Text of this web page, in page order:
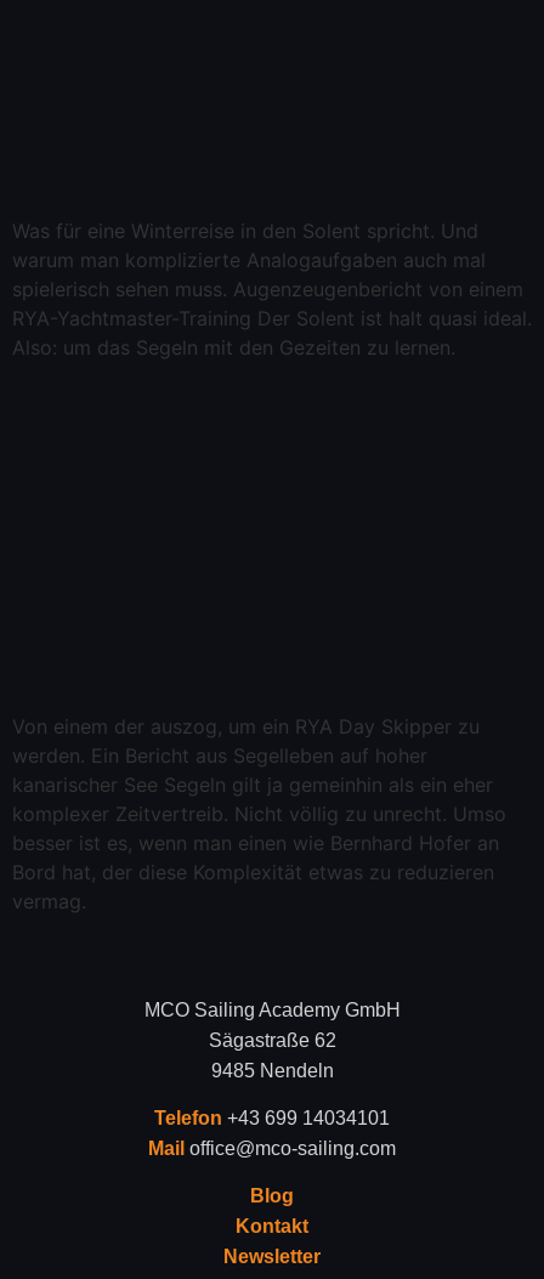
Was für eine Winterreise in den Solent spricht. Und
warum man komplizierte Analogaufgaben auch mal
spielerisch sehen muss. Augenzeugenbericht von einem
RYA-Yachtmaster-Training Der Solent ist halt quasi ideal.
Also: um das Segeln mit den Gezeiten zu lernen.
Von einem der auszog, um ein RYA Day Skipper zu
werden. Ein Bericht aus Segelleben auf hoher
kanarischer See Segeln gilt ja gemeinhin als ein eher
komplexer Zeitvertreib. Nicht völlig zu unrecht. Umso
besser ist es, wenn man einen wie Bernhard Hofer an
Bord hat, der diese Komplexität etwas zu reduzieren
vermag.
MCO Sailing Academy GmbH
Sägastraße 62
9485 Nendeln
Telefon +43 699 14034101
Mail office@mco-sailing.com
Blog
Kontakt
Newsletter